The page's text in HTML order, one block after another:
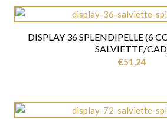
DISPLAY 36 SPLENDIPELLE (6
SALVIETTE/
€51,24